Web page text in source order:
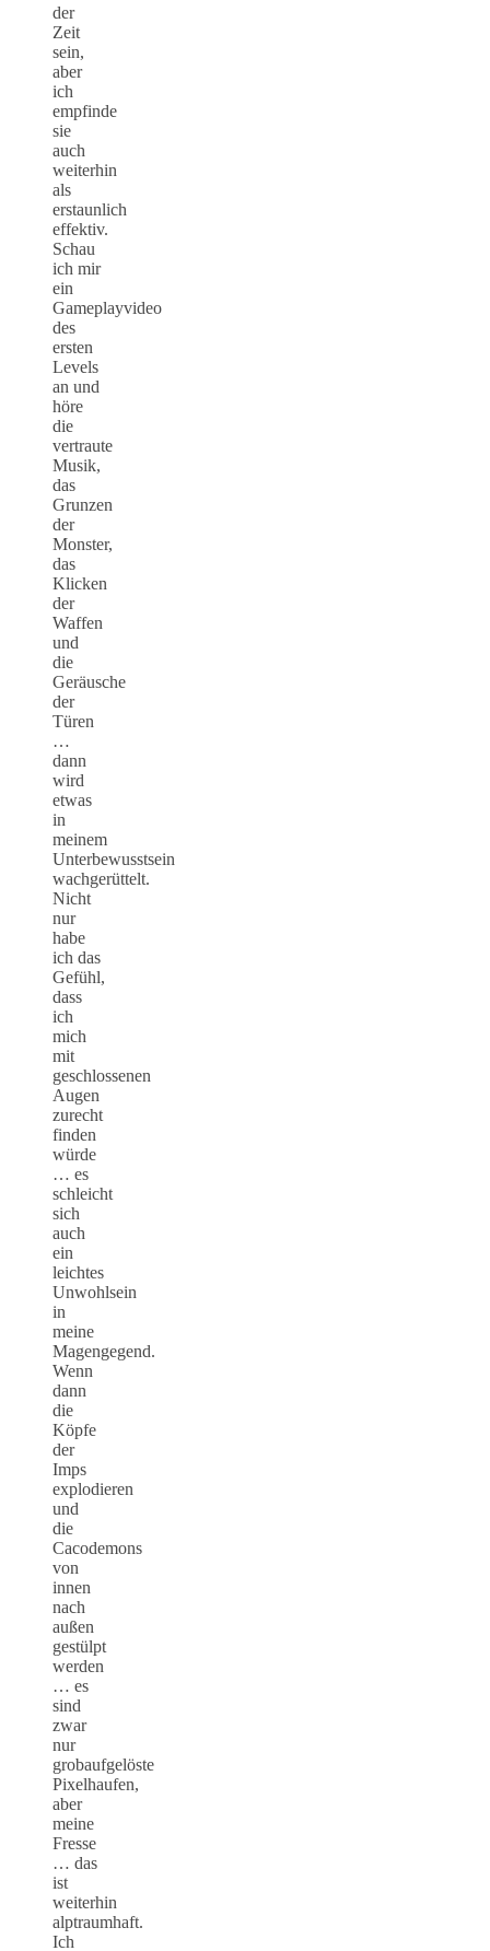
der
Zeit
sein,
aber
ich
empfinde
sie
auch
weiterhin
als
erstaunlich
effektiv.
Schau
ich mir
ein
Gameplayvideo
des
ersten
Levels
an und
höre
die
vertraute
Musik,
das
Grunzen
der
Monster,
das
Klicken
der
Waffen
und
die
Geräusche
der
Türen
…
dann
wird
etwas
in
meinem
Unterbewusstsein
wachgerüttelt.
Nicht
nur
habe
ich das
Gefühl,
dass
ich
mich
mit
geschlossenen
Augen
zurecht
finden
würde
… es
schleicht
sich
auch
ein
leichtes
Unwohlsein
in
meine
Magengegend.
Wenn
dann
die
Köpfe
der
Imps
explodieren
und
die
Cacodemons
von
innen
nach
außen
gestülpt
werden
… es
sind
zwar
nur
grobaufgelöste
Pixelhaufen,
aber
meine
Fresse
… das
ist
weiterhin
alptraumhaft.
Ich